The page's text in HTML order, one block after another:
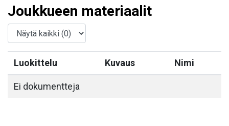
Joukkueen materiaalit
Luokittelu Kuvaus Nimi
Ei dokumentteja